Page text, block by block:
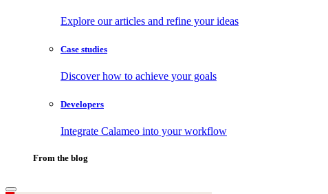
Explore our articles and refine your ideas
Case studies
Discover how to achieve your goals
Developers
Integrate Calameo into your workflow
From the blog